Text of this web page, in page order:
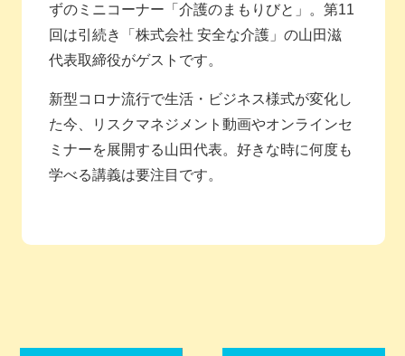
ずのミニコーナー「介護のまもりびと」。第11
回は引続き「株式会社 安全な介護」の山田滋
代表取締役がゲストです。
新型コロナ流行で生活・ビジネス様式が変化し
た今、リスクマネジメント動画やオンラインセ
ミナーを展開する山田代表。好きな時に何度も
学べる講義は要注目です。